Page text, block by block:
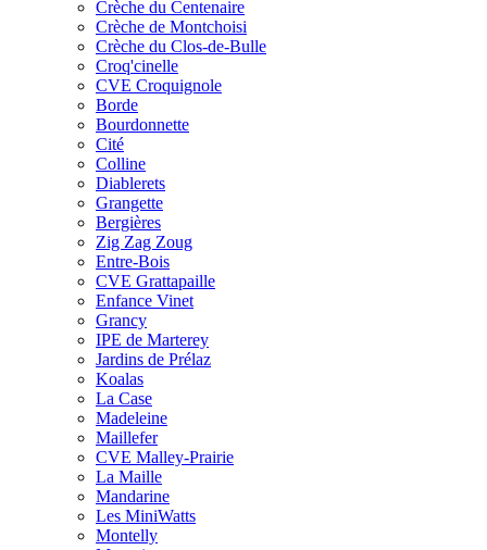
Crèche du Centenaire
Crèche de Montchoisi
Crèche du Clos-de-Bulle
Croq'cinelle
CVE Croquignole
Borde
Bourdonnette
Cité
Colline
Diablerets
Grangette
Bergières
Zig Zag Zoug
Entre-Bois
CVE Grattapaille
Enfance Vinet
Grancy
IPE de Marterey
Jardins de Prélaz
Koalas
La Case
Madeleine
Maillefer
CVE Malley-Prairie
La Maille
Mandarine
Les MiniWatts
Montelly